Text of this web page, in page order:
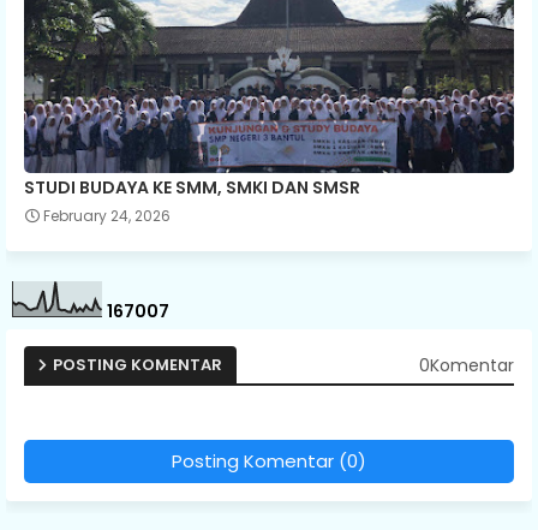
STUDI BUDAYA KE SMM, SMKI DAN SMSR
February 24, 2026
167007
POSTING KOMENTAR 0Komentar
Posting Komentar (0)